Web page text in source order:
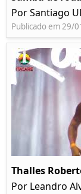
Por Santiago
Publicado em 29/
Thalles
Por Leandro